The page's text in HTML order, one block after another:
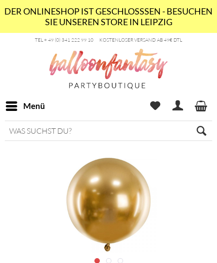
DER ONLINESHOP IST GESCHLOSSSEN - BESUCHEN
SIE UNSEREN STORE IN LEIPZIG
TEL + 49 (0) 341 222 99 10 KOSTENLOSER VERSAND AB 49€ DTL
Menü